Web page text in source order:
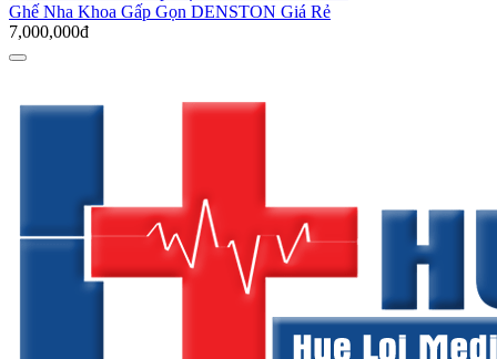
Ghế Nha Khoa Gấp Gọn DENSTON Giá Rẻ
7,000,000đ